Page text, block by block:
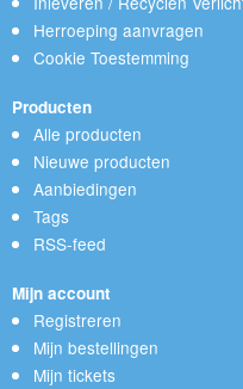
Herroeping aanvragen
Cookie Toestemming
Producten
Alle producten
Nieuwe producten
Aanbiedingen
Tags
RSS-feed
Mijn account
Registreren
Mijn bestellingen
Mijn tickets